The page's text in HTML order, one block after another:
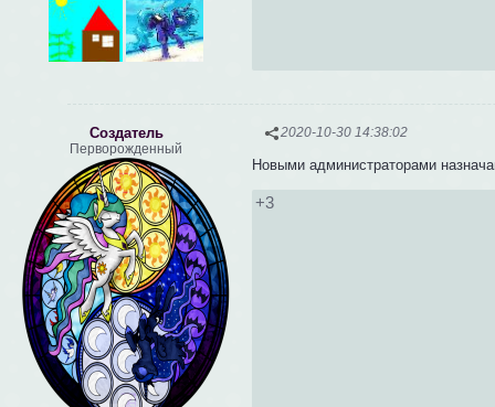
2020-10-30 14:38:02
Создатель
Перворожденный
Новыми администраторами
+3